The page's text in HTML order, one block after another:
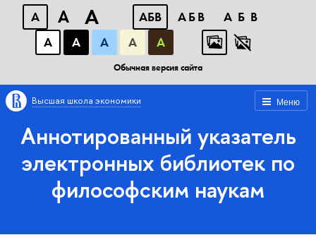
A A A АБВ АБВ
АБВ
А
А А А А
Обычная версия сайта
Меню
Высшая школа экономики
Аннотированный указатель
электронных библиотек по
философским наукам